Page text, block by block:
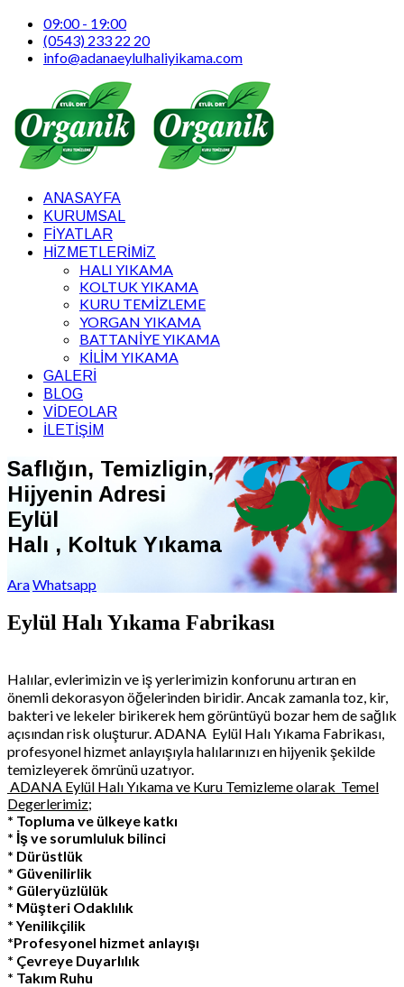
09:00 - 19:00
(0543) 233 22 20
info@adanaeylulhaliyikama.com
ANASAYFA
KURUMSAL
FİYATLAR
HİZMETLERİMİZ
HALI YIKAMA
KOLTUK YIKAMA
KURU TEMİZLEME
YORGAN YIKAMA
BATTANİYE YIKAMA
KİLİM YIKAMA
GALERİ
BLOG
VİDEOLAR
İLETİŞİM
Saflığın, Temizligin,
Hijyenin Adresi
Eylül
Halı , Koltuk Yıkama
AraWhatsapp
Eylül Halı Yıkama Fabrikası
Halılar, evlerimizin ve iş yerlerimizin konforunu artıran en
önemli dekorasyon öğelerinden biridir. Ancak zamanla toz, kir,
bakteri ve lekeler birikerek hem görüntüyü bozar hem de sağlık
açısından risk oluşturur. ADANA Eylül Halı Yıkama Fabrikası,
profesyonel hizmet anlayışıyla halılarınızı en hijyenik şekilde
temizleyerek ömrünü uzatıyor.
ADANA Eylül Halı Yıkama ve Kuru Temizleme olarak Temel
Degerlerimiz;
* Topluma ve ülkeye katkı
* İş ve sorumluluk bilinci
* Dürüstlük
* Güvenilirlik
* Güleryüzlülük
* Müşteri Odaklılık
* Yenilikçilik
*Profesyonel hizmet anlayışı
* Çevreye Duyarlılık
* Takım Ruhu